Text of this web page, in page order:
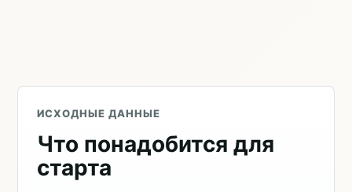
ИСХОДНЫЕ ДАННЫЕ
Что понадобится для
старта